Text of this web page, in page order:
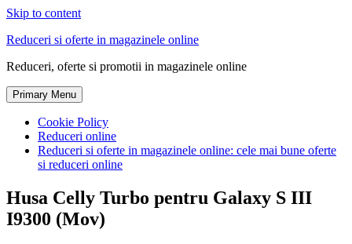
Skip to content
Reduceri si oferte in magazinele online
Reduceri, oferte si promotii in magazinele online
Primary Menu
Cookie Policy
Reduceri online
Reduceri si oferte in magazinele online: cele mai bune oferte
si reduceri online
Husa Celly Turbo pentru Galaxy S III
I9300 (Mov)